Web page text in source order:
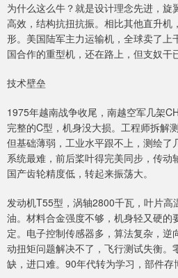
为什么这么牛？就是设计理念先进，旋
高效，结构抗扭抗振。相比其他直升机
形。美国陆军主力运输机，全球卖了上
国合作的重型机，还在路上，但支奴干
技术壁垒
1975年越南战争收尾，南越空军几架
完整的C型，机身没大损。工程师拆解
但基础薄弱，工业水平跟不上，测绘了
系统最难，前后桨叶得完美同步，传动
国产齿轮精度低，转起来振荡大。
发动机T55型，涡轴2800千瓦，叶片高
油。材料合金强度不够，机身轻又硬的
定。电子控制传感器多，算法复杂，逆
动扭矩问题解决不了，飞行测试失衡。
缺，进口难。90年代转为学习，部件存